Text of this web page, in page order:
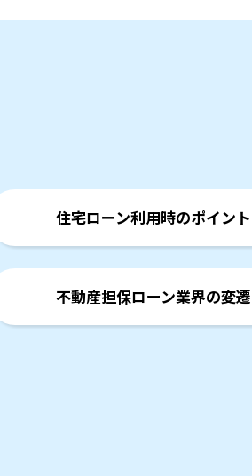
住宅ローン利用時のポイント
不動産担保ローン業界の変遷